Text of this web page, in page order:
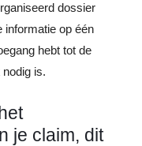
dossier
informatie op één
hebt tot de
is.
je claim, dit